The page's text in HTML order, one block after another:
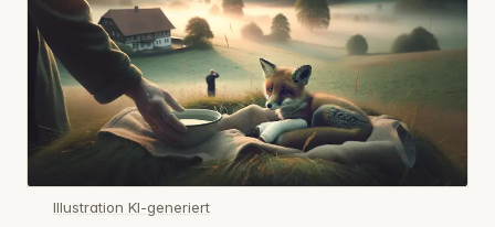
Illustration KI-generiert